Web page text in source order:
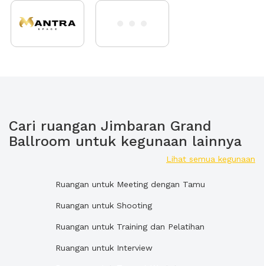
Cari ruangan Jimbaran Grand
Ballroom untuk kegunaan lainnya
Lihat semua kegunaan
Ruangan untuk Meeting dengan Tamu
Ruangan untuk Shooting
Ruangan untuk Training dan Pelatihan
Ruangan untuk Interview